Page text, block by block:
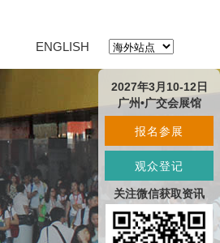
ENGLISH
2027年3月10-12日
广州•广交会展馆
报名参展
观众登记
关注微信获取资讯